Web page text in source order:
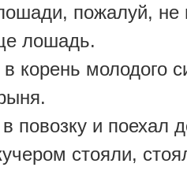
пожалуй, не
лошадь.
корень молодого
повозку и поехал
стояли,